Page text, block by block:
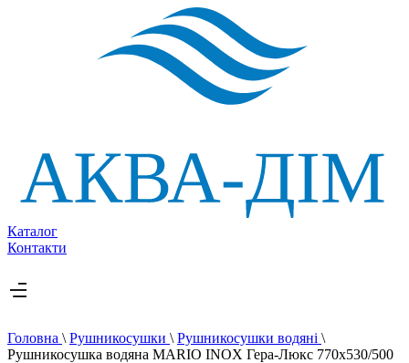
Каталог
Контакти
Головна \ Рушникосушки \ Рушникосушки водяні \
Рушникосушка водяна MARIO INOX Гера-Люкс 770х530/500